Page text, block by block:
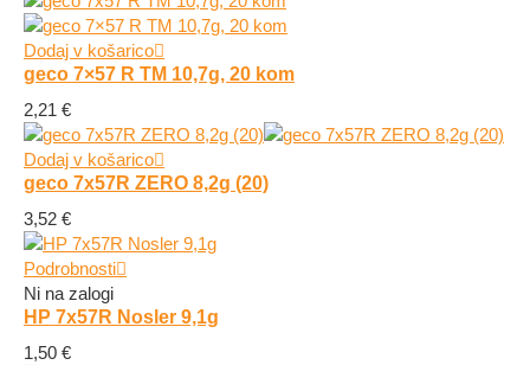
Dodaj v košarico
geco 7×57 R TM 10,7g, 20 kom
2,21 €
Dodaj v košarico
geco 7x57R ZERO 8,2g (20)
3,52 €
Podrobnosti
Ni na zalogi
HP 7x57R Nosler 9,1g
1,50 €